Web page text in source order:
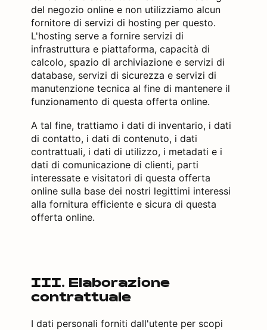
del negozio online e non utilizziamo alcun
fornitore di servizi di hosting per questo.
L'hosting serve a fornire servizi di
infrastruttura e piattaforma, capacità di
calcolo, spazio di archiviazione e servizi di
database, servizi di sicurezza e servizi di
manutenzione tecnica al fine di mantenere il
funzionamento di questa offerta online.
A tal fine, trattiamo i dati di inventario, i dati
di contatto, i dati di contenuto, i dati
contrattuali, i dati di utilizzo, i metadati e i
dati di comunicazione di clienti, parti
interessate e visitatori di questa offerta
online sulla base dei nostri legittimi interessi
alla fornitura efficiente e sicura di questa
offerta online.
III. Elaborazione
contrattuale
I dati personali forniti dall'utente per scopi